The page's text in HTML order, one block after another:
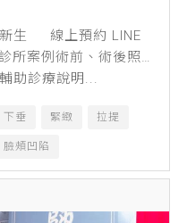
新生 線上預約 LINE
所案例術前、術後照片
助診療說明...
下垂 緊緻 拉提
臉頰凹陷